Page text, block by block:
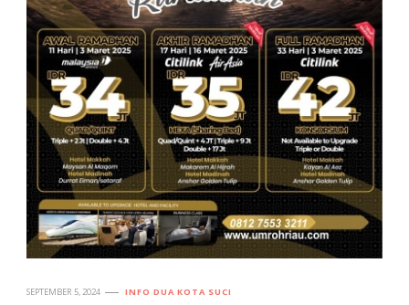
SEPTEMBER 5, 2024 INFO DUA KOTA SUCI